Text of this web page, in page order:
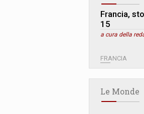
Francia,
15
a cura della
FRANCIA
Le Monde